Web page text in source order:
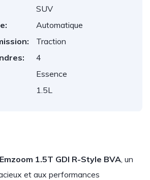
SUV
Automatique
Traction
4
Essence
1.5L
1.5T GDI R-Style BVA, un
et aux performances